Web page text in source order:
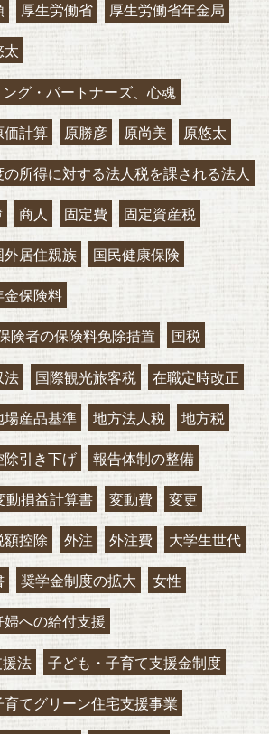
厚生労働省 厚生労働省年金局
グ・パートナーズ、心魂
価計算 原勝彦 原尚美 原悠太
所得に対する法人税を課される法人
商人 固定費 固定資産税
外居住親族 国民健康保険
金保険料
険者の保険料免除措置 国税
法 国際観光旅客税 在職定時改正
場産品基準 地方法人税 地方税
除引き下げ 報告体制の整備
動損益計算書 変動費 変更
額控除 外注 外注費 大学生世代
奨学金制度の拡大 女性
婦への給付支援
法 子ども・子育て支援金制度
育てグリーン住宅支援事業